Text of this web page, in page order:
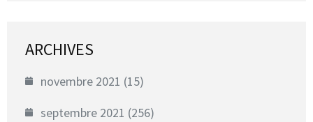
ARCHIVES
novembre 2021 (15)
septembre 2021 (256)